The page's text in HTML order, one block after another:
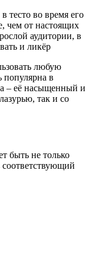
во время его
чем от настоящих
аудитории, в
и ликёр
любую
популярна в
– её насыщенный и
так и со
быть не только